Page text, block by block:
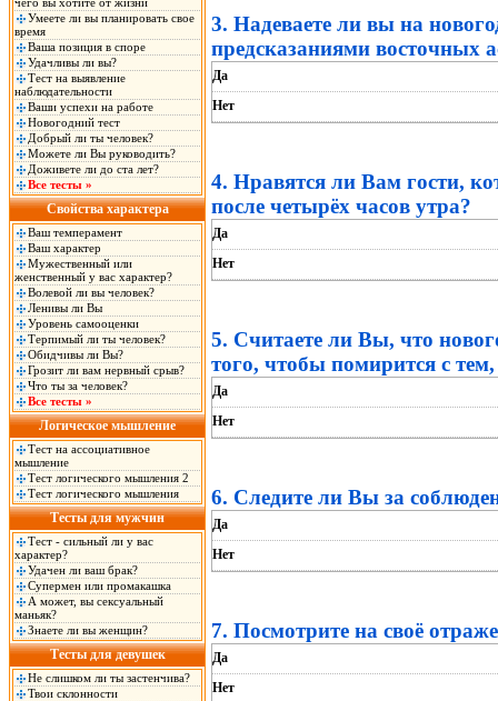
Умеете ли вы планировать свое
время
Ваша позиция в споре
Удачливы ли вы?
Тест на выявление
наблюдательности
Ваши успехи на работе
Новогодний тест
Добрый ли ты человек?
Можете ли Вы руководить?
Доживете ли до ста лет?
Все тесты »
Свойства характера
Ваш темперамент
Ваш характер
Мужественный или
женственный у вас характер?
Волевой ли вы человек?
Ленивы ли Вы
Уровень самооценки
Терпимый ли ты человек?
Обидчивы ли Вы?
Грозит ли вам нервный срыв?
Что ты за человек?
Все тесты »
Логическое мышление
Тест на ассоциативное
мышление
Тест логического мышления 2
Тест логического мышления
Тесты для мужчин
Тест - сильный ли у вас
характер?
Удачен ли ваш брак?
Супермен или промакашка
А может, вы сексуальный
маньяк?
Знаете ли вы женщин?
Тесты для девушек
Не слишком ли ты застенчива?
Твои склонности
3. Надеваете ли вы на
предсказаниями восточных
Да
Нет
4. Нравятся ли Вам гости,
после четырёх часов утра?
Да
Нет
5. Считаете ли Вы, что
того, чтобы помирится с
Да
Нет
6. Следите ли Вы за
Да
Нет
7. Посмотрите на своё
Да
Нет